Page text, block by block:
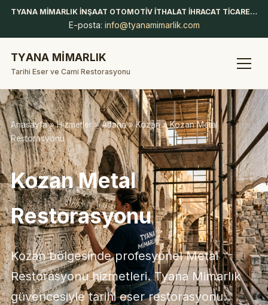
TYANA MİMARLIK İNŞAAT OTOMOTİV İTHALAT İHRACAT TİCARET LİMİTED ŞİRKETİ
E-posta: info@tyanamimarlik.com
TYANA MİMARLIK
Tarihi Eser ve Cami Restorasyonu
Anasayfa»Hizmetler»Adana»Kozan» Kozan Metal
Restorasyonu
Kozan Metal
Restorasyonu
Kozan bölgesinde profesyonel Metal
Restorasyonu hizmetleri. Tyana Mimarlık
güvencesiyle tarihi eser restorasyonu.